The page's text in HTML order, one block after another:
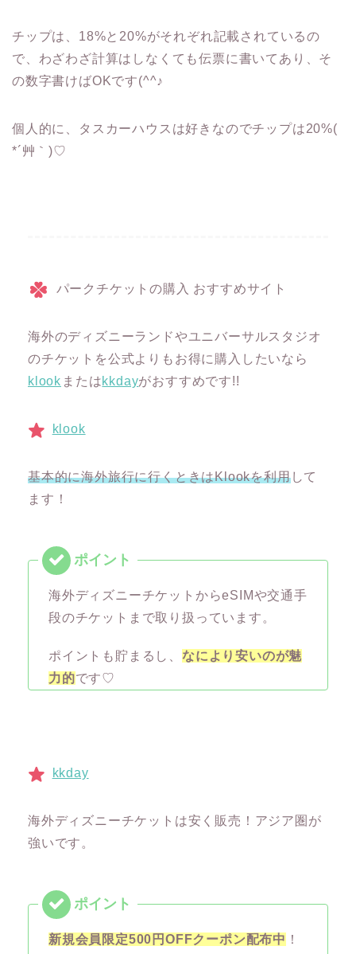
チップは、18%と20%がそれぞれ記載されているの
で、わざわざ計算はしなくても伝票に書いてあり、そ
の数字書けばOKです(^^♪
個人的に、タスカーハウスは好きなのでチップは20%(
*´艸｀)♡
パークチケットの購入 おすすめサイト
海外のディズニーランドやユニバーサルスタジオ
のチケットを公式よりもお得に購入したいなら
klook またはkkdayがおすすめです!!
klook
基本的に海外旅行に行くときはKlookを利用して
ます！
海外ディズニーチケットからeSIMや交通手
段のチケットまで取り扱っています。
ポイントも貯まるし、 なにより安いのが魅
力的です♡
kkday
海外ディズニーチケットは安く販売！アジア圏が
強いです。
新規会員限定500円OFFクーポン配布中 ！